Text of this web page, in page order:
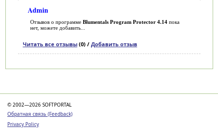
Admin
Отзывов о программе Blumentals Program Protector 4.14пока
нет, можете добавить...
Читать все отзывы(0) / Добавить отзыв
© 2002—2026 SOFTPORTAL
Обратная связь (Feedback)
Privacy Policy